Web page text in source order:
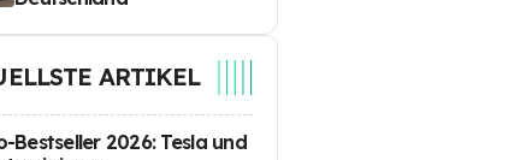
ARTIKEL
Bestseller 2026: Tesla und